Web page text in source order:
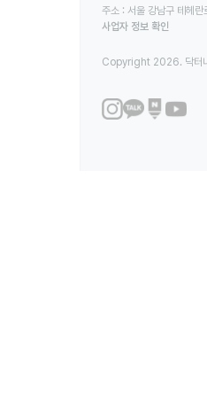
주소 : 서울 강남구 테헤
사업자 정보 확인
Copyright 2026. 닥터